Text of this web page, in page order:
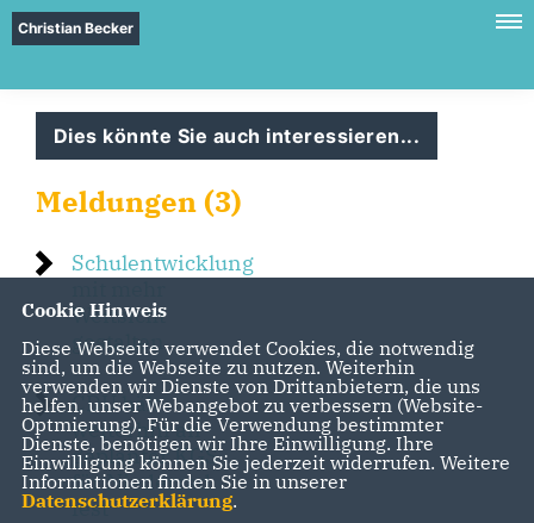
Christian Becker
Dies könnte Sie auch interessieren...
Meldungen (3)
Schulentwicklung
Weitsicht
gestalten
CDU hält
weiterhin an
geplanter KGS
für Niederrad
fest
Cookie Hinweis
Diese Webseite verwendet Cookies, die notwendig
sind, um die Webseite zu nutzen. Weiterhin
verwenden wir Dienste von Drittanbietern, die uns
helfen, unser Webangebot zu verbessern (Website-
Optmierung). Für die Verwendung bestimmter
Dienste, benötigen wir Ihre Einwilligung. Ihre
Einwilligung können Sie jederzeit widerrufen. Weitere
Informationen finden Sie in unserer
Datenschutzerklärung.